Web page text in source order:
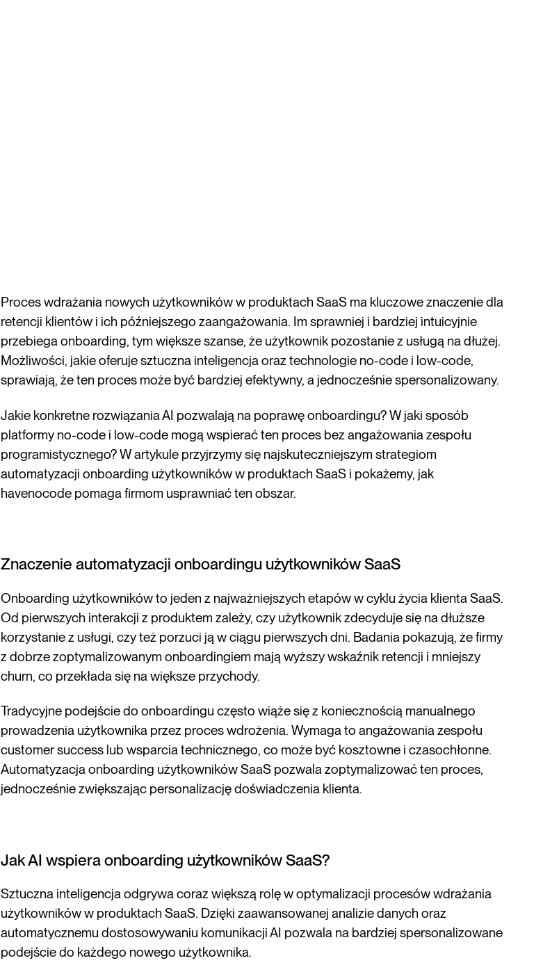
Proces wdrażania nowych użytkowników w produktach SaaS ma kluczowe znaczenie dla
retencji klientów i ich późniejszego zaangażowania. Im sprawniej i bardziej intuicyjnie
przebiega onboarding, tym większe szanse, że użytkownik pozostanie z usługą na dłużej.
Możliwości, jakie oferuje sztuczna inteligencja oraz technologie no-code i low-code,
sprawiają, że ten proces może być bardziej efektywny, a jednocześnie spersonalizowany.
Jakie konkretne rozwiązania AI pozwalają na poprawę onboardingu? W jaki sposób
platformy no-code i low-code mogą wspierać ten proces bez angażowania zespołu
programistycznego? W artykule przyjrzymy się najskuteczniejszym strategiom
automatyzacji onboarding użytkowników w produktach SaaS i pokażemy, jak
havenocode pomaga firmom usprawniać ten obszar.
Znaczenie automatyzacji onboardingu użytkowników SaaS
Onboarding użytkowników to jeden z najważniejszych etapów w cyklu życia klienta SaaS.
Od pierwszych interakcji z produktem zależy, czy użytkownik zdecyduje się na dłuższe
korzystanie z usługi, czy też porzuci ją w ciągu pierwszych dni. Badania pokazują, że firmy
z dobrze zoptymalizowanym onboardingiem mają wyższy wskaźnik retencji i mniejszy
churn, co przekłada się na większe przychody.
Tradycyjne podejście do onboardingu często wiąże się z koniecznością manualnego
prowadzenia użytkownika przez proces wdrożenia. Wymaga to angażowania zespołu
customer success lub wsparcia technicznego, co może być kosztowne i czasochłonne.
Automatyzacja onboarding użytkowników SaaS pozwala zoptymalizować ten proces,
jednocześnie zwiększając personalizację doświadczenia klienta.
Jak AI wspiera onboarding użytkowników SaaS?
Sztuczna inteligencja odgrywa coraz większą rolę w optymalizacji procesów wdrażania
użytkowników w produktach SaaS. Dzięki zaawansowanej analizie danych oraz
automatycznemu dostosowywaniu komunikacji AI pozwala na bardziej spersonalizowane
podejście do każdego nowego użytkownika.